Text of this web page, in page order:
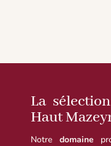
La
Haut
Notre domaine